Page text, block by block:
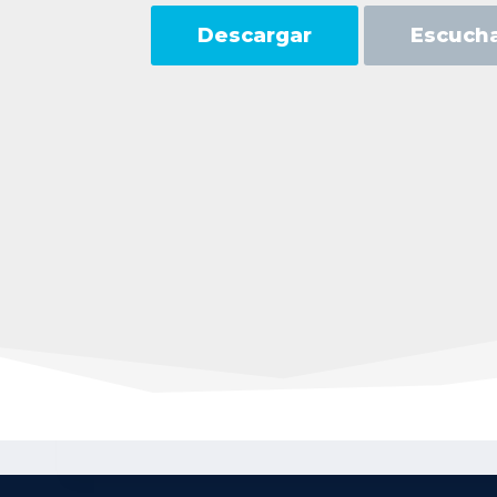
Descargar